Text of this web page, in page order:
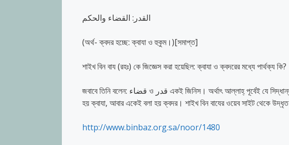
القدر: القضاء والحكم
(অর্থ- ক্বদর হচ্ছে: ক্বাযা ও হুকুম।)[সমাপ্ত]
শাইখ বিন বায (রহঃ) কে জিজ্ঞেস করা হয়েছিল: ক্বাযা ও ক্বদরের মধ্যে পার্থক্য কি?
জবাবে তিনি বলেন: قضاء ও قدر একই জিনিস। অর্থাৎ আল্লাহ্‌ পূর্বেই যে সিদ্ধান্ত করে রেখেছেন ও পূর্বেই যা নির্ধারণ করে রেখেছেন; এটাকে বলা
হয় ক্বাযা, আবার একেই বলা হয় ক্বদর। শাইখ বিন বাযের ওয়েব সাইট থেকে উদ্ধৃত
http://www.binbaz.org.sa/noor/1480